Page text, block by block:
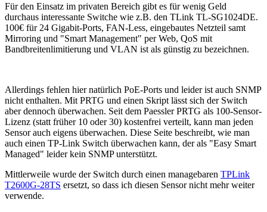
Für den Einsatz im privaten Bereich gibt es für wenig Geld
durchaus interessante Switche wie z.B. den TLink TL-SG1024DE.
100€ für 24 Gigabit-Ports, FAN-Less, eingebautes Netzteil samt
Mirroring und "Smart Management" per Web, QoS mit
Bandbreitenlimitierung und VLAN ist als günstig zu bezeichnen.
Allerdings fehlen hier natürlich PoE-Ports und leider ist auch SNMP
nicht enthalten. Mit PRTG und einen Skript lässt sich der Switch
aber dennoch überwachen. Seit dem Paessler PRTG als 100-Sensor-
Lizenz (statt früher 10 oder 30) kostenfrei verteilt, kann man jeden
Sensor auch eigens überwachen. Diese Seite beschreibt, wie man
auch einen TP-Link Switch überwachen kann, der als "Easy Smart
Managed" leider kein SNMP unterstützt.
Mittlerweile wurde der Switch durch einen managebaren TPLink
T2600G-28TS ersetzt, so dass ich diesen Sensor nicht mehr weiter
verwende.